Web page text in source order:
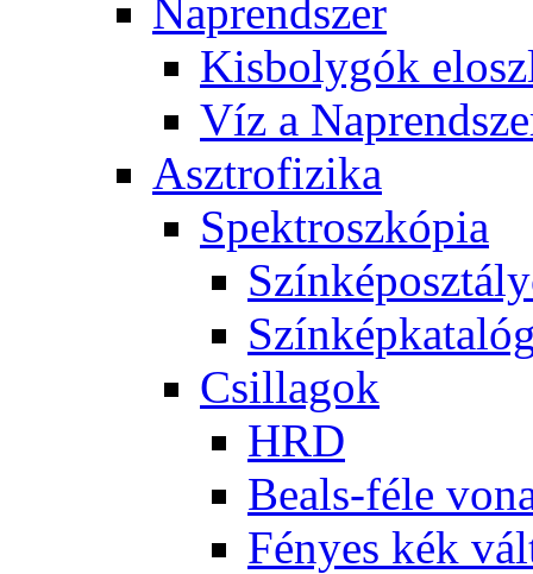
Nap­rend­szer
Kis­boly­gók
Víz a
Aszt­ro­fi­zi­ka
Spekt­rosz­kó­pia
Csil­la­gok
HRD
Be­als-fé­le
Fé­nyes kék